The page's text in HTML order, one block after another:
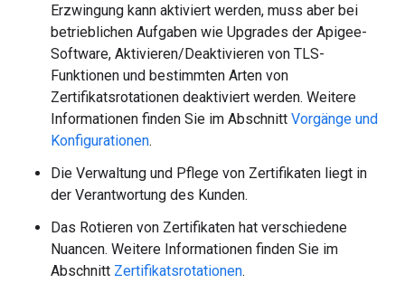
Erzwingung kann aktiviert werden, muss aber bei
betrieblichen Aufgaben wie Upgrades der Apigee-
Software, Aktivieren/Deaktivieren von TLS-
Funktionen und bestimmten Arten von
Zertifikatsrotationen deaktiviert werden. Weitere
Informationen finden Sie im Abschnitt Vorgänge und
Konfigurationen.
Die Verwaltung und Pflege von Zertifikaten liegt in
der Verantwortung des Kunden.
Das Rotieren von Zertifikaten hat verschiedene
Nuancen. Weitere Informationen finden Sie im
Abschnitt Zertifikatsrotationen.